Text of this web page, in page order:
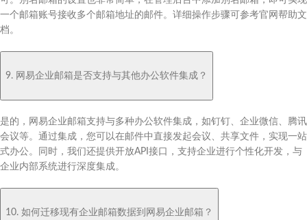
一个邮箱账号接收多个邮箱地址的邮件。详细操作步骤可参考官网帮助文
档。
9. 网易企业邮箱是否支持与其他办公软件集成？
是的，网易企业邮箱支持与多种办公软件集成，如钉钉、企业微信、腾讯
会议等。通过集成，您可以在邮件中直接发起会议、共享文件，实现一站
式办公。同时，我们还提供开放API接口，支持企业进行个性化开发，与
企业内部系统进行深度集成。
10. 如何迁移现有企业邮箱数据到网易企业邮箱？